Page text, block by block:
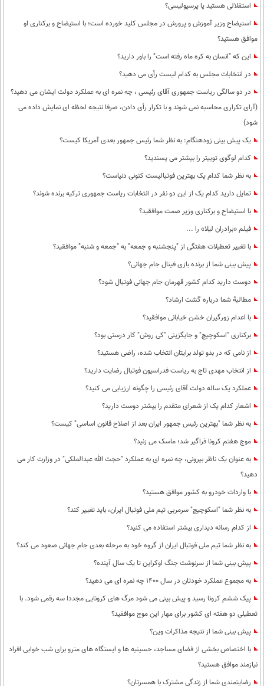
استقلالی هستید یا پرسپولیسی؟
استیضاح وزیر آموزش و پرورش در مجلس کلید خورده است؛ با استیضاح و برکناری او
موافق هستید؟
این که "انسان به کره ماه رفته است" را باور دارید؟
در انتخابات مجلس به کدام لیست رأی می دهید؟
در دو سالگی ریاست جمهوری آقای رئیسی ، چه نمره ای به عملکرد دولت ایشان می دهید؟
(آرای تکراری محاسبه نمی شوند و با تکرار رأی دادن، صرفا نتیجه لحظه ای نمایش داده می
شود)
یک پیش بینی زودهنگام: به نظر شما رئیس جمهور بعدی آمریکا کیست؟
کدام لوگوی توییتر را بیشتر می پسندید؟
به نظر شما کدام یک بهترین فوتبالیست کنونی دنیاست؟
تمایل دارید کدام یک از این دو نفر در انتخابات ریاست جمهوری ترکیه برنده شوند؟
با استیضاح و برکناری وزیر صمت موافقید؟
فیلم «برادران لیلا» را ...
با تغییر تعطیلات هفتگی از "پنجشنبه و جمعه" به "جمعه و شنبه" موافقید؟
پیش بینی شما از برنده بازی فینال جام جهانی؟
دوست دارید کدام کشور قهرمان جام جهانی فوتبال شود؟
مطالبۀ شما درباره گشت ارشاد؟
با اعدام زورگیران خشن خیابانی موافقید؟
برکناری "اسکوچیچ" و جایگزینی "کی روش" کار درستی بود؟
از نامی که در بدو تولد برایتان انتخاب شده، راضی هستید؟
از انتخاب مهدی تاج به ریاست فدراسیون فوتبال رضایت دارید؟
عملکرد یک ساله دولت آقای رئیسی را چگونه ارزیابی می کنید؟
اشعار کدام یک از شعرای متقدم را بیشتر دوست دارید؟
به نظر شما "بهترین رئیس جمهور ایران بعد از اصلاح قانون اساسی" کیست؟
موج هفتم کرونا فراگیر شد؛ ماسک می زنید؟
به عنوان یک ناظر بیرونی، چه نمره ای به عملکرد "حجت الله عبدالملکی" در وزارت کار می
دهید؟
با واردات خودرو به کشور موافق هستید؟
به نظر شما "اسکوچیچ" سرمربی تیم ملی فوتبال ایران، باید تغییر کند؟
از کدام رسانه دیداری بیشتر استفاده می کنید؟
به نظر شما تیم ملی فوتبال ایران از گروه خود به مرحله بعدی جام جهانی صعود می کند؟
پیش بینی شما از سرنوشت جنگ اوکراین تا یک سال آینده؟
به مجموع عملکرد خودتان در سال 1400 چه نمره ای می دهید؟
پیک ششم کرونا رسید و پیش بینی می شود مرگ های کرونایی مجددا سه رقمی شود. با
تعطیلی دو هفته ای کشور برای مهار این موج موافقید؟
پیش بینی شما از نتیجه مذاکرات وین؟
با اختصاص بخشی از فضای مساجد، حسینیه ها و ایستگاه های مترو برای شب خوابی افراد
نیازمند موافق هستید؟
رضایتمندی شما از زندگی مشترک با همسرتان؟